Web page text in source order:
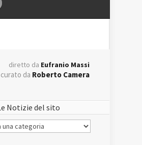
diretto da Eufranio Massi
da Roberto Camera
Notizie del sito